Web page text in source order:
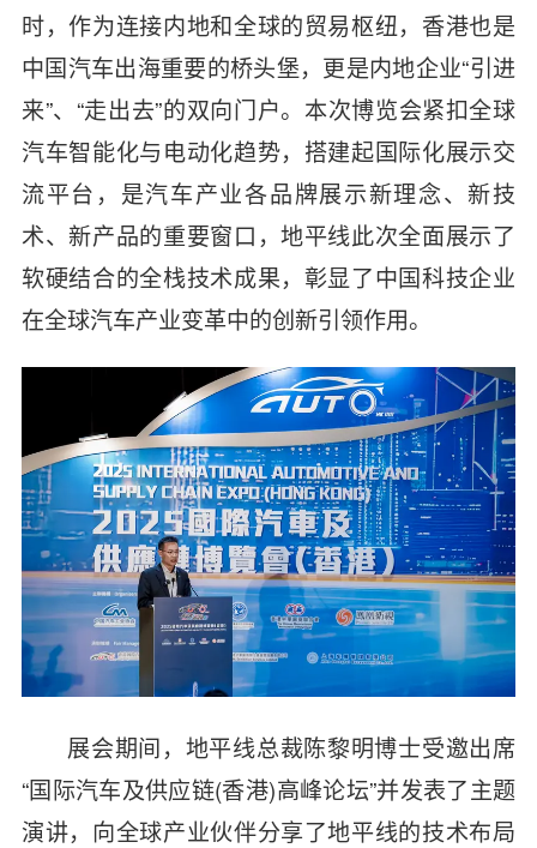
时，作为连接内地和全球的贸易枢纽，香港也是
中国汽车出海重要的桥头堡，更是内地企业“引进
来”、“走出去”的双向门户。本次博览会紧扣全球
汽车智能化与电动化趋势，搭建起国际化展示交
流平台，是汽车产业各品牌展示新理念、新技
术、新产品的重要窗口，地平线此次全面展示了
软硬结合的全栈技术成果，彰显了中国科技企业
在全球汽车产业变革中的创新引领作用。
展会期间，地平线总裁陈黎明博士受邀出席
“国际汽车及供应链(香港)高峰论坛”并发表了主题
演讲，向全球产业伙伴分享了地平线的技术布局